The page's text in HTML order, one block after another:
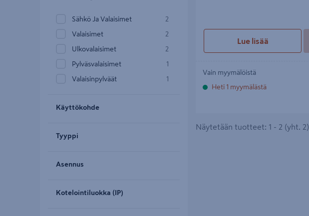
Sähkö Ja Valaisimet 2
Valaisimet 2
Ulkovalaisimet 2
Pylväsvalaisimet 1
Valaisinpylväät 1
Käyttökohde
Tyyppi
Asennus
Kotelointiluokka (IP)
Lue lisää
Vain myymälöistä
Heti 1 myymälästä
Näytetään tuotteet: 1 - 2 (yht. 2)